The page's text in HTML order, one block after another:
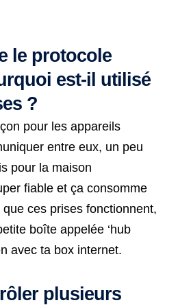
le protocole
est-il utilisé
?
pour les appareils
entre eux, un peu
pour la maison
fiable et ça consomme
que ces prises fonctionnent,
boîte appelée ‘hub
avec ta box internet.
plusieurs